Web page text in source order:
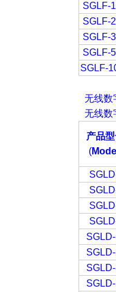
SGLF-
SGLF-
SGLF-
SGLF-
SGLF-
无线数
无线数
产品
(